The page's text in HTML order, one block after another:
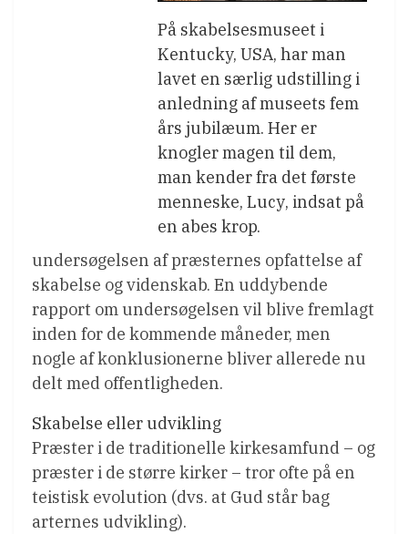
På skabelsesmuseet i
Kentucky, USA, har man
lavet en særlig udstilling i
anledning af museets fem
års jubilæum. Her er
knogler magen til dem,
man kender fra det første
menneske, Lucy, indsat på
en abes krop.
undersøgelsen af præsternes opfattelse af
skabelse og videnskab. En uddybende
rapport om undersøgelsen vil blive fremlagt
inden for de kommende måneder, men
nogle af konklusionerne bliver allerede nu
delt med offentligheden.
Skabelse eller udvikling
Præster i de traditionelle kirkesamfund – og
præster i de større kirker – tror ofte på en
teistisk evolution (dvs. at Gud står bag
arternes udvikling).